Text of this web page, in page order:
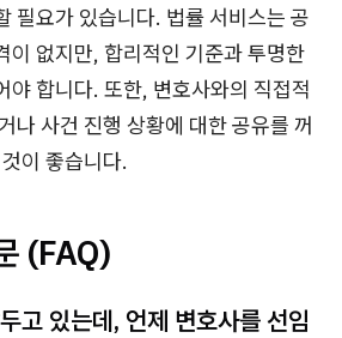
필요가 있습니다. 법률 서비스는 공
이 없지만, 합리적인 기준과 투명한
야 합니다. 또한, 변호사와의 직접적
나 사건 진행 상황에 대한 공유를 꺼
이 좋습니다.
(FAQ)
고 있는데, 언제 변호사를 선임